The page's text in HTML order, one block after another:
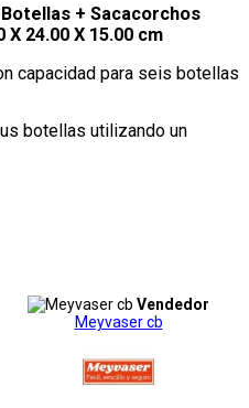
+ Sacacorchos
24.00 X 15.00 cm
capacidad para seis botellas
botellas utilizando un
Vendedor
Meyvaser cb